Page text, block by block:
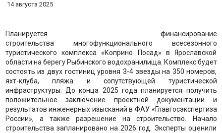
14 августа 2025
Планируется финансирование
строительства многофункционального всесезонного
туристического комплекса «Коприно Посад» в Ярославской
области на берегу Рыбинского водохранилища. Комплекс будет
состоять из двух гостиниц уровня 3-4 звезды на 350 номеров,
яхт-клуба, пляжа и сопутствующей туристической
инфраструктуры. До конца 2025 года планируется получить
положительное заключение проектной документации и
результатов инженерных изысканий в ФАУ «Главгосэкспертиза
России», а также разрешение на строительство. Начало
строительства запланировано на 2026 год. Эксперты оценили